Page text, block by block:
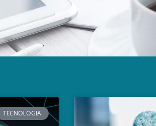
TECNOLOGIA